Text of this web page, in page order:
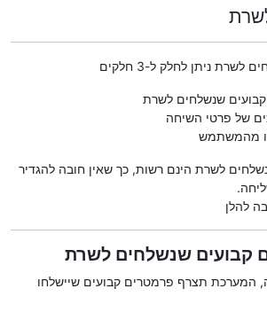
ניתן לחלק ל-3 חלקים
שנשלחים לשרת
של פרטי השיחה
מהמשתמש
לשרת הינם רשות, כך שאין חובה להגדיר
להלן
קבועים שנשלחים לשרת
המערכת תצרף פרמטרים קבועים שיישלחו